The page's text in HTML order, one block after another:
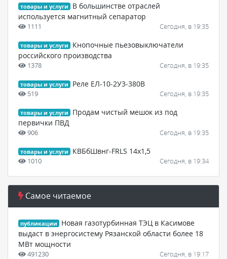
товары и услуги
В большинстве отраслей
используется магнитный сепаратор
1111 Сегодня, в 19:35
товары и услуги
Кнопочные пьезовыключатели
российского производства
1378 Сегодня, в 19:35
товары и услуги Реле ЕЛ-10-2У3-380В
519 Сегодня, в 19:35
товары и услуги
Продам чистый мешок из под
первички ПВД
906 Сегодня, в 19:35
товары и услуги КВБбШвнг-FRLS 14х1,5
1010 Сегодня, в 19:34
Самое читаемое
публикации
Новая газотурбинная ТЭЦ в Касимове
выдаст в энергосистему Рязанской области более 18
МВт мощности
491230 Сегодня, в 19:17